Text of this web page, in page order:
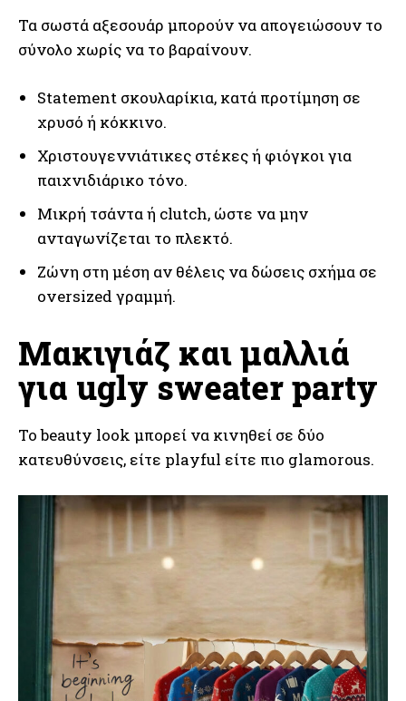
Τα σωστά αξεσουάρ μπορούν να απογειώσουν το
σύνολο χωρίς να το βαραίνουν.
Statement σκουλαρίκια, κατά προτίμηση σε
χρυσό ή κόκκινο.
Χριστουγεννιάτικες στέκες ή φιόγκοι για
παιχνιδιάρικο τόνο.
Μικρή τσάντα ή clutch, ώστε να μην
ανταγωνίζεται το πλεκτό.
Ζώνη στη μέση αν θέλεις να δώσεις σχήμα σε
oversized γραμμή.
Μακιγιάζ και μαλλιά
για ugly sweater party
Το beauty look μπορεί να κινηθεί σε δύο
κατευθύνσεις, είτε playful είτε πιο glamorous.